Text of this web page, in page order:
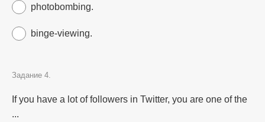
photobombing.
binge-viewing.
Задание 4.
If you have a lot of followers in Twitter, you are one of the
...